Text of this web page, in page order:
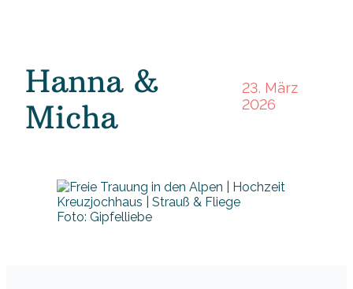
Hanna &
Micha
23. März
2026
Foto: Gipfelliebe